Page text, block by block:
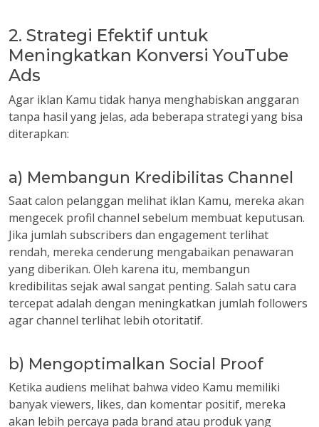
2. Strategi Efektif untuk
Meningkatkan Konversi YouTube
Ads
Agar iklan Kamu tidak hanya menghabiskan anggaran
tanpa hasil yang jelas, ada beberapa strategi yang bisa
diterapkan:
a) Membangun Kredibilitas Channel
Saat calon pelanggan melihat iklan Kamu, mereka akan
mengecek profil channel sebelum membuat keputusan.
Jika jumlah subscribers dan engagement terlihat
rendah, mereka cenderung mengabaikan penawaran
yang diberikan. Oleh karena itu, membangun
kredibilitas sejak awal sangat penting. Salah satu cara
tercepat adalah dengan meningkatkan jumlah followers
agar channel terlihat lebih otoritatif.
b) Mengoptimalkan Social Proof
Ketika audiens melihat bahwa video Kamu memiliki
banyak viewers, likes, dan komentar positif, mereka
akan lebih percaya pada brand atau produk yang